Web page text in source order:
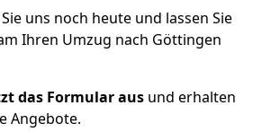
uns noch heute und lassen Sie
Ihren Umzug nach Göttingen
das Formular aus und erhalten
Angebote.